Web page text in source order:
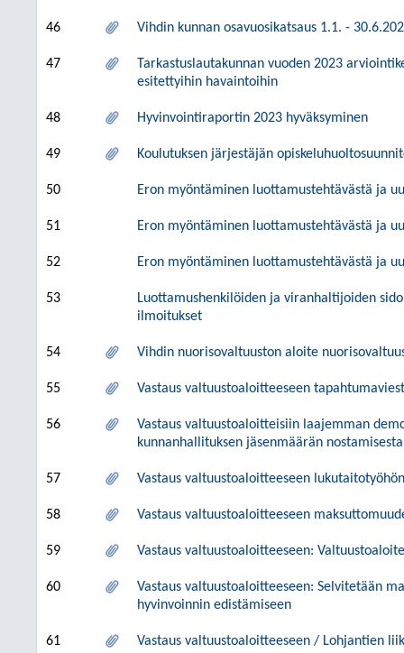
46 Vihdin kunnan osavuosikatsaus 1.1. -
47
Tarkastuslautakunnan vuoden 2023
esitettyihin havaintoihin
48 Hyvinvointiraportin 2023 hyväksyminen
49 Koulutuksen järjestäjän
50 Eron myöntäminen luottamustehtävästä ja
51 Eron myöntäminen luottamustehtävästä ja
52 Eron myöntäminen luottamustehtävästä ja
53
Luottamushenkilöiden ja viranhaltijoiden
ilmoitukset
54 Vihdin nuorisovaltuuston aloite
55 Vastaus valtuustoaloitteeseen
56
Vastaus valtuustoaloitteisiin laajemman
kunnanhallituksen jäsenmäärän nostamisesta
57 Vastaus valtuustoaloitteeseen
58 Vastaus valtuustoaloitteeseen
59 Vastaus valtuustoaloitteeseen:
60
Vastaus valtuustoaloitteeseen: Selvitetään
hyvinvoinnin edistämiseen
61 Vastaus valtuustoaloitteeseen / Lohjantien